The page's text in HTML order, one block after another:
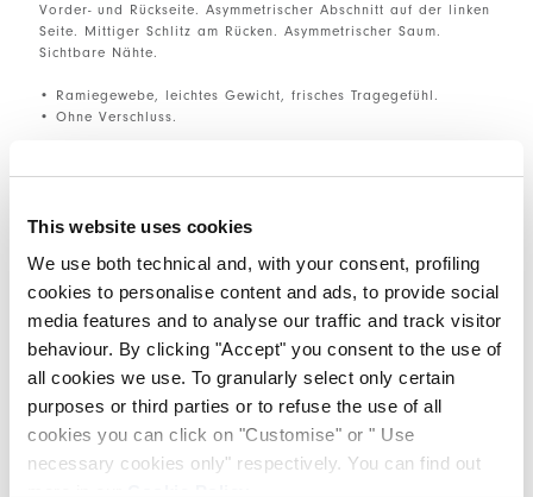
This website uses cookies
We use both technical and, with your consent, profiling
cookies to personalise content and ads, to provide social
media features and to analyse our traffic and track visitor
behaviour. By clicking "Accept" you consent to the use of
all cookies we use. To granularly select only certain
purposes or third parties or to refuse the use of all
cookies you can click on "Customise" or " Use
necessary cookies only" respectively. You can find out
Vorder- und Rückseite. Asymmetrischer Abschnitt auf der linken
Seite. Mittiger Schlitz am Rücken. Asymmetrischer Saum.
Sichtbare Nähte.
• Ramiegewebe, leichtes Gewicht, frisches Tragegefühl.
• Ohne Verschluss.
EINZELHEITEN ZUM PRODUKT
Kantakte | Versand | Teilen
COMPLETE THE LOOK